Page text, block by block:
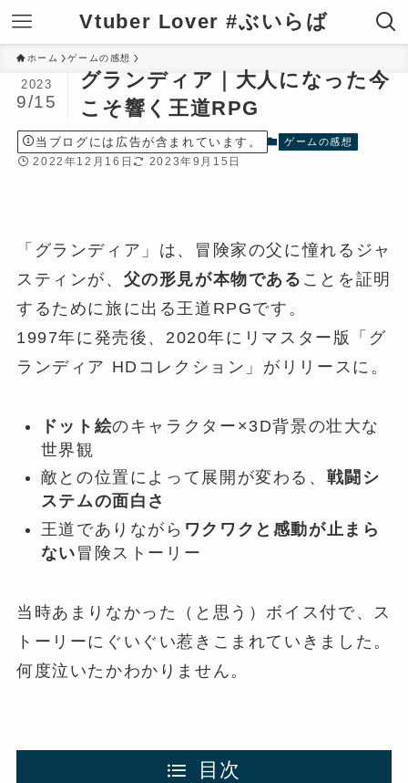
Vtuber Lover #ぶいらば
ホーム ゲームの感想
グランディア｜大人になった今
こそ響く王道RPG
2023
9/15
当ブログには広告が含まれています。 ゲームの感想
2022年12月16日 2023年9月15日
「グランディア」は、冒険家の父に憧れるジャ
スティンが、 父の形見が本物である ことを証明
するために旅に出る王道RPGです。
1997年に発売後、2020年にリマスター版「グ
ランディア HDコレクション」がリリースに。
ドット絵のキャラクター×3D背景の壮大な
世界観
敵との位置によって展開が変わる、 戦闘シ
ステムの面白さ
王道でありながら ワクワクと感動が止まら
ない 冒険ストーリー
当時あまりなかった（と思う）ボイス付で、ス
トーリーにぐいぐい惹きこまれていきました。
何度泣いたかわかりません。
目次